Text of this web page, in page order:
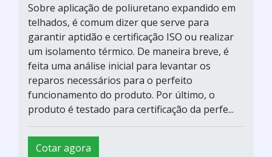
Sobre aplicação de poliuretano expandido em
telhados, é comum dizer que serve para
garantir aptidão e certificação ISO ou realizar
um isolamento térmico. De maneira breve, é
feita uma análise inicial para levantar os
reparos necessários para o perfeito
funcionamento do produto. Por último, o
produto é testado para certificação da perfe...
Cotar agora